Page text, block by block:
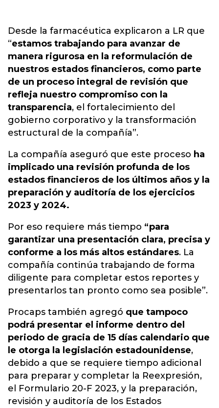
Desde la farmacéutica explicaron a LR que
“estamos trabajando para avanzar de
manera rigurosa en la reformulación de
nuestros estados financieros, como parte
de un proceso integral de revisión que
refleja nuestro compromiso con la
transparencia, el fortalecimiento del
gobierno corporativo y la transformación
estructural de la compañía”.
La compañía aseguró que este proceso ha
implicado una revisión profunda de los
estados financieros de los últimos años y la
preparación y auditoría de los ejercicios
2023 y 2024.
Por eso requiere más tiempo “para
garantizar una presentación clara, precisa y
conforme a los más altos estándares. La
compañía continúa trabajando de forma
diligente para completar estos reportes y
presentarlos tan pronto como sea posible”.
Procaps también agregó que tampoco
podrá presentar el informe dentro del
periodo de gracia de 15 días calendario que
le otorga la legislación estadounidense,
debido a que se requiere tiempo adicional
para preparar y completar la Reexpresión,
el Formulario 20-F 2023, y la preparación,
revisión y auditoría de los Estados